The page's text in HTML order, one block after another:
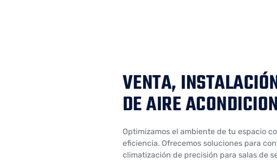
VENTA,
DE AIRE
Optimizamos el ambiente de tu espacio
eficiencia. Ofrecemos soluciones para
climatización de precisión para salas de